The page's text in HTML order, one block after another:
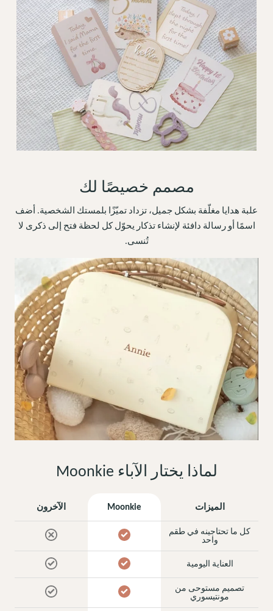
مصمم خصيصًا لك
علبة هدايا مغلّفة بشكل جميل، تزداد تميّزًا بلمستك الشخصية. أضف
اسمًا أو رسالة دافئة لإنشاء تذكار يحوّل كل لحظة فتح إلى ذكرى لا
تُنسى.
لماذا يختار الآباء Moonkie
الميزات Moonkie الآخرون
كل ما تحتاجينه في طقم
واحد
العناية اليومية
تصميم مستوحى من
مونتيسوري